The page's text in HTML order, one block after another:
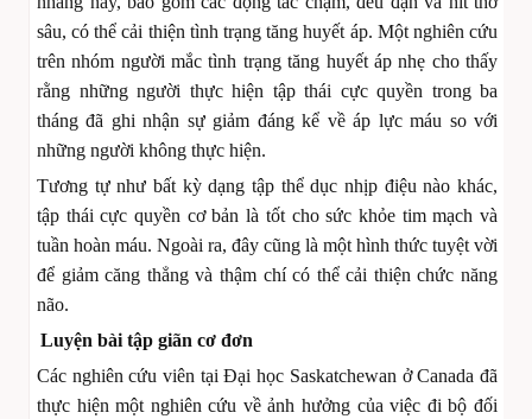
sâu, có thể cải thiện tình trạng tăng huyết áp. Một nghiên cứu
trên nhóm người mắc tình trạng tăng huyết áp nhẹ cho thấy
rằng những người thực hiện tập thái cực quyền trong ba
tháng đã ghi nhận sự giảm đáng kể về áp lực máu so với
những người không thực hiện.
Tương tự như bất kỳ dạng tập thể dục nhịp điệu nào khác,
tập thái cực quyền cơ bản là tốt cho sức khỏe tim mạch và
tuần hoàn máu. Ngoài ra, đây cũng là một hình thức tuyệt vời
để giảm căng thẳng và thậm chí có thể cải thiện chức năng
não.
Luyện bài tập giãn cơ đơn
Các nghiên cứu viên tại Đại học Saskatchewan ở Canada đã
thực hiện một nghiên cứu về ảnh hưởng của việc đi bộ đối